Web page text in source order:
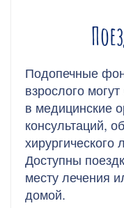
Подопечные
взрослого
в медицинские
консультаций,
хирургического
Доступны
месту лечения
домой.